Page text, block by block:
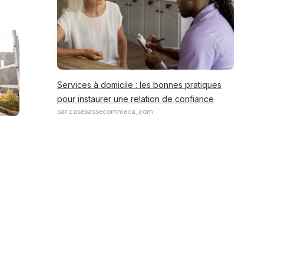
Services à domicile : les bonnes pratiques
pour instaurer une relation de confiance
par casepassecommeca_com